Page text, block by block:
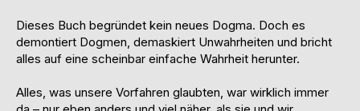
Dieses Buch begründet kein neues Dogma. Doch es
demontiert Dogmen, demaskiert Unwahrheiten und bricht
alles auf eine scheinbar einfache Wahrheit herunter.
Alles, was unsere Vorfahren glaubten, war wirklich immer